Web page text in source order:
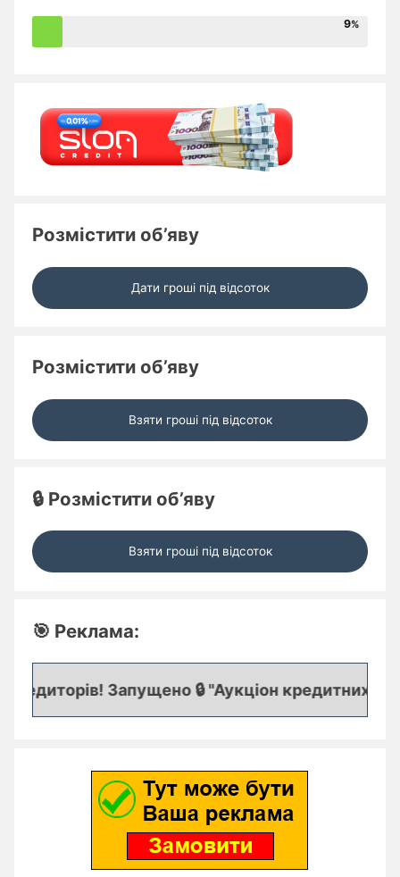
9
Розмістити об’яву
Дати гроші під відсоток
Розмістити об’яву
Взяти гроші під відсоток
🔒 Розмістити об’яву
Взяти гроші під відсоток
🎯 Реклама:
Запущено 🔒 "Аукціон кредитних